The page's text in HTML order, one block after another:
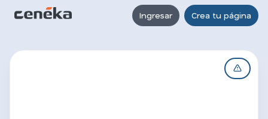
Ingresar Crea tu página